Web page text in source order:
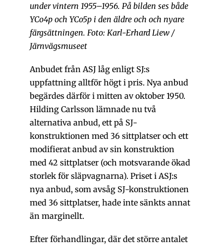
under vintern 1955–1956. På bilden ses både
YCo4p och YCo5p i den äldre och och nyare
färgsättningen. Foto: Karl-Erhard Liew /
Järnvägsmuseet
Anbudet från ASJ låg enligt SJ:s
uppfattning alltför högt i pris. Nya anbud
begärdes därför i mitten av oktober 1950.
Hilding Carlsson lämnade nu två
alternativa anbud, ett på SJ-
konstruktionen med 36 sittplatser och ett
modifierat anbud av sin konstruktion
med 42 sittplatser (och motsvarande ökad
storlek för släpvagnarna). Priset i ASJ:s
nya anbud, som avsåg SJ-konstruktionen
med 36 sittplatser, hade inte sänkts annat
än marginellt.
Efter förhandlingar, där det större antalet